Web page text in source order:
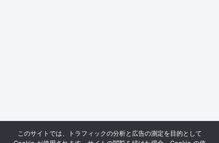
このサイトでは、トラフィックの分析と広告の測定を目的として